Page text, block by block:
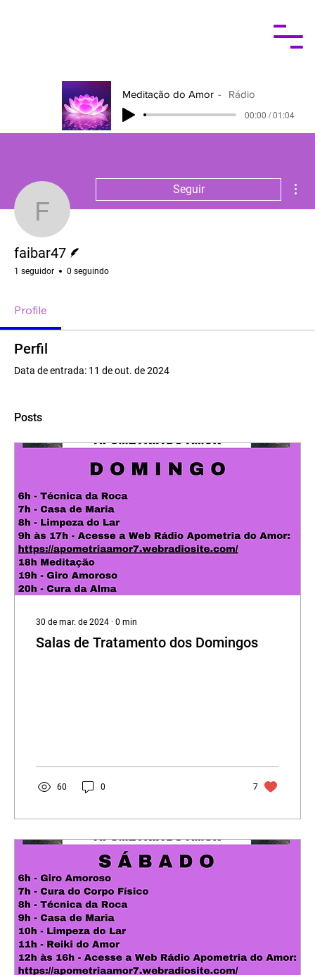
Meditação do Amor
Rádio
00:00 / 01:04
faibar47
Seguir
faibar47
1 seguidor 0 seguindo
Profile
Perfil
Data de entrada: 11 de out. de 2024
Posts
30 de mar. de 2024 ∙ 0 min
Salas de Tratamento dos Domingos
60 0 7